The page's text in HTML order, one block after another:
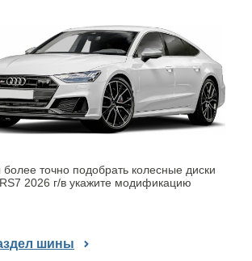
более точно подобрать колесные диски
2026 г/в укажите модификацию
шины